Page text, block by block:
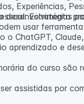
Experiências,
desenvolvimento
Estratégias
usar
o ChatGPT,
aprendizado e
do curso são
assistidas por